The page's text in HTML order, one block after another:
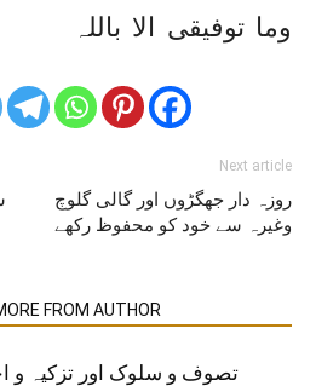
وما توفیقی الا باللہ
Next article
روزہ دار جھگڑوں اور گالی گلوچ
وغیرہ سے خود کو محفوظ رکھے
FROM AUTHOR
تصوف و سلوک اور تزکیہ و